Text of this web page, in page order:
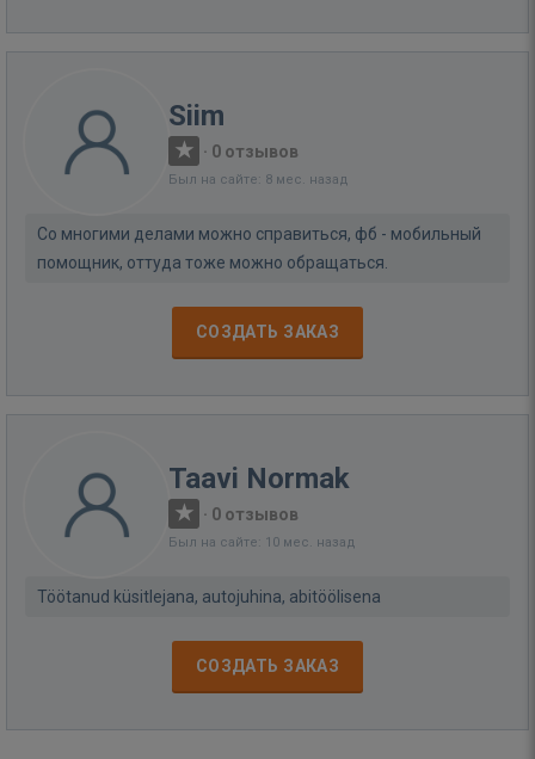
Siim
· 0 отзывов
Был на сайте: 8 мес. назад
Со многими делами можно справиться, фб - мобильный
помощник, оттуда тоже можно обращаться.
СОЗДАТЬ ЗАКАЗ
Taavi Normak
· 0 отзывов
Был на сайте: 10 мес. назад
Töötanud küsitlejana, autojuhina, abitöölisena
СОЗДАТЬ ЗАКАЗ